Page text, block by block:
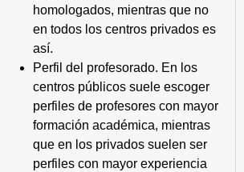
homologados, mientras que no
en todos los centros privados es
así.
Perfil del profesorado. En los
centros públicos suele escoger
perfiles de profesores con mayor
formación académica, mientras
que en los privados suelen ser
perfiles con mayor experiencia